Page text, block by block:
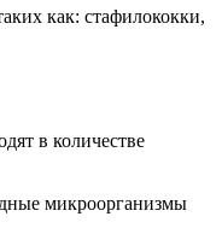
как: стафилококки,
в количестве
микроорганизмы